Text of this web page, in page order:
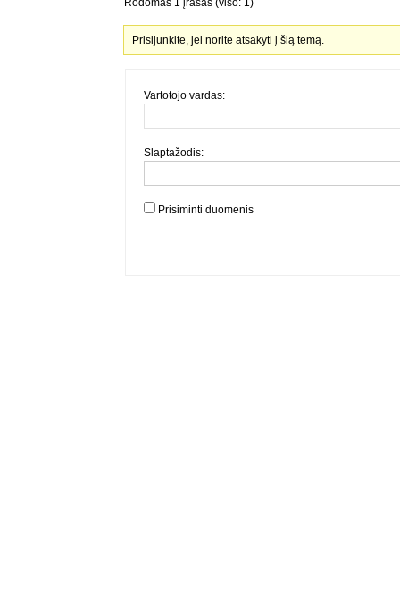
Rodomas 1 įrašas (viso: 1)
Prisijunkite, jei norite atsakyti į šią temą.
Vartotojo vardas:
Slaptažodis:
Prisiminti duomenis